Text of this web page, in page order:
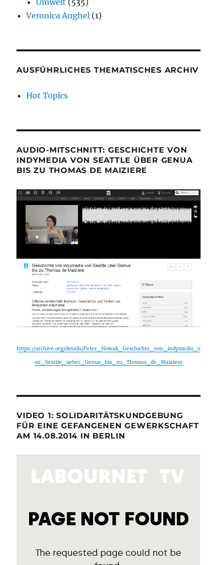
Veronica Anghel (1)
AUSFÜHRLICHES THEMATISCHES ARCHIV
Hot Topics
AUDIO-MITSCHNITT: GESCHICHTE VON
INDYMEDIA VON SEATTLE ÜBER GENUA
BIS ZU THOMAS DE MAIZIERE
https://archive.org/details/Peter_Nowak_Geschichte_von_indymedia_v
on_Seattle_ueber_Genua_bis_zu_Thomas_de_Maiziere
VIDEO 1: SOLIDARITÄTSKUNDGEBUNG
FÜR EINE GEFANGENEN GEWERKSCHAFT
AM 14.08.2014 IN BERLIN